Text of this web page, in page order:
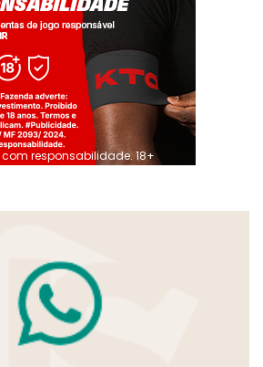
responsabilidade. 18+